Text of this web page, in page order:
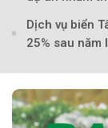
Dịch vụ biển
25% sau năm